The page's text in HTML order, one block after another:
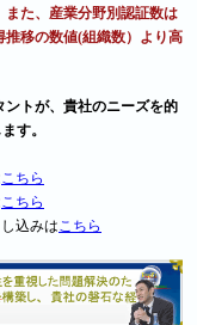
また、産業分野別認証数は
推移の数値(組織数）より高
トが、貴社のニーズを的
す。
こちら
こちら
込みはこちら